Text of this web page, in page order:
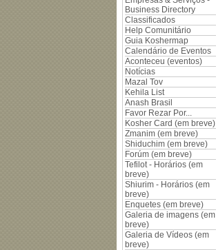
Business Directory
Classificados
Help Comunitário
Guia Koshermap
Calendário de Eventos
Aconteceu (eventos)
Notícias
Mazal Tov
Kehila List
Anash Brasil
Favor Rezar Por...
Kosher Card (em breve)
Zmanim (em breve)
Shiduchim (em breve)
Forúm (em breve)
Tefilot - Horários (em
breve)
Shiurim - Horários (em
breve)
Enquetes (em breve)
Galeria de imagens (em
breve)
Galeria de Vídeos (em
breve)